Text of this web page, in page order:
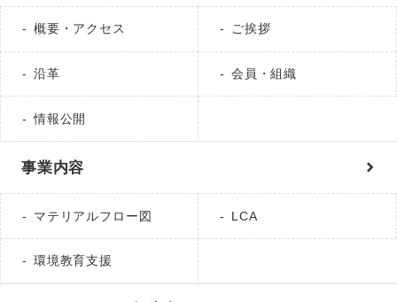
概要・アクセス ご挨拶
沿革 会員・組織
情報公開
事業内容
マテリアルフロー図 LCA
環境教育支援